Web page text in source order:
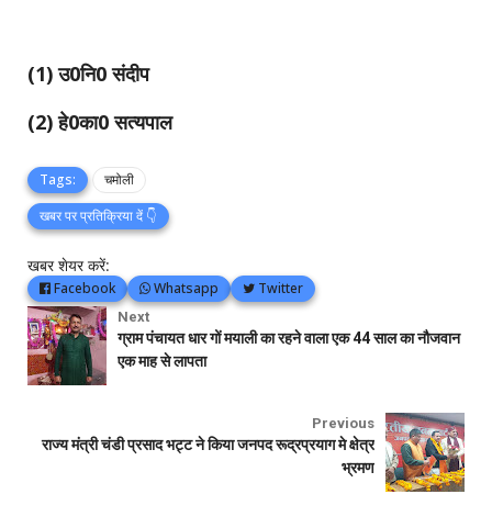
(1) उ0नि0 संदीप
(2) हे0का0 सत्यपाल
Tags:
चमोली
खबर पर प्रतिक्रिया दें 👇
खबर शेयर करें:
Facebook Whatsapp Twitter
Next
ग्राम पंचायत धार गों मयाली का रहने वाला एक 44 साल का नौजवान
एक माह से लापता
Previous
राज्य मंत्री चंडी प्रसाद भट्ट ने किया जनपद रूद्रप्रयाग मे क्षेत्र
भ्रमण